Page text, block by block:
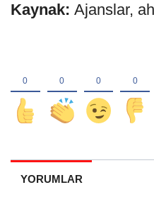
Kaynak: Ajanslar,
YORUMLAR